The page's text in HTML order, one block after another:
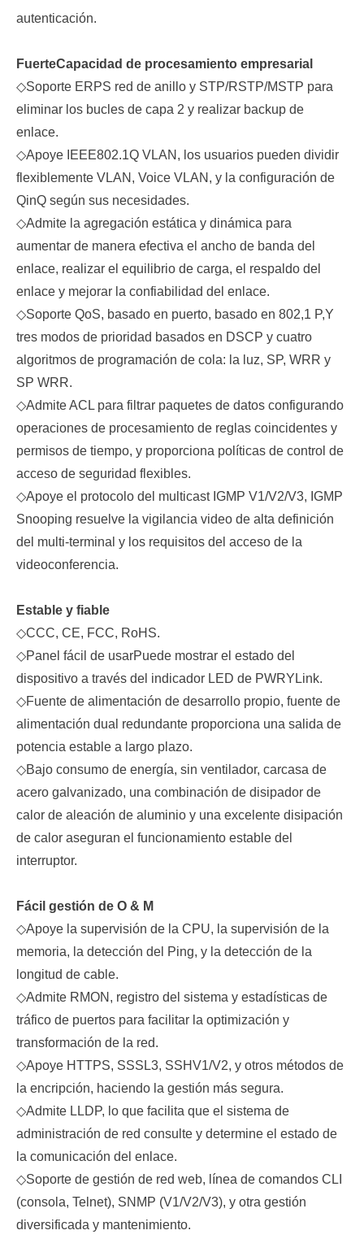
autenticación.
FuerteCapacidad de procesamiento empresarial
◇Soporte ERPS red de anillo y STP/RSTP/MSTP para
eliminar los bucles de capa 2 y realizar backup de
enlace.
◇Apoye IEEE802.1Q VLAN, los usuarios pueden dividir
flexiblemente VLAN, Voice VLAN, y la configuración de
QinQ según sus necesidades.
◇Admite la agregación estática y dinámica para
aumentar de manera efectiva el ancho de banda del
enlace, realizar el equilibrio de carga, el respaldo del
enlace y mejorar la confiabilidad del enlace.
◇Soporte QoS, basado en puerto, basado en 802,1 P,Y
tres modos de prioridad basados en DSCP y cuatro
algoritmos de programación de cola: la luz, SP, WRR y
SP WRR.
◇Admite ACL para filtrar paquetes de datos configurando
operaciones de procesamiento de reglas coincidentes y
permisos de tiempo, y proporciona políticas de control de
acceso de seguridad flexibles.
◇Apoye el protocolo del multicast IGMP V1/V2/V3, IGMP
Snooping resuelve la vigilancia video de alta definición
del multi-terminal y los requisitos del acceso de la
videoconferencia.
Estable y fiable
◇CCC, CE, FCC, RoHS.
◇Panel fácil de usarPuede mostrar el estado del
dispositivo a través del indicador LED de PWRY Link.
◇Fuente de alimentación de desarrollo propio, fuente de
alimentación dual redundante proporciona una salida de
potencia estable a largo plazo.
◇Bajo consumo de energía, sin ventilador, carcasa de
acero galvanizado, una combinación de disipador de
calor de aleación de aluminio y una excelente disipación
de calor aseguran el funcionamiento estable del
interruptor.
Fácil gestión de O & M
◇Apoye la supervisión de la CPU, la supervisión de la
memoria, la detección del Ping, y la detección de la
longitud de cable.
◇Admite RMON, registro del sistema y estadísticas de
tráfico de puertos para facilitar la optimización y
transformación de la red.
◇Apoye HTTPS, SSSL3, SSHV1/V2, y otros métodos de
la encripción, haciendo la gestión más segura.
◇Admite LLDP, lo que facilita que el sistema de
administración de red consulte y determine el estado de
la comunicación del enlace.
◇Soporte de gestión de red web, línea de comandos CLI
(consola, Telnet), SNMP (V1/V2/V3), y otra gestión
diversificada y mantenimiento.